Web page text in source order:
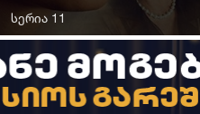
სერია 11
სერია 13
სერია 14